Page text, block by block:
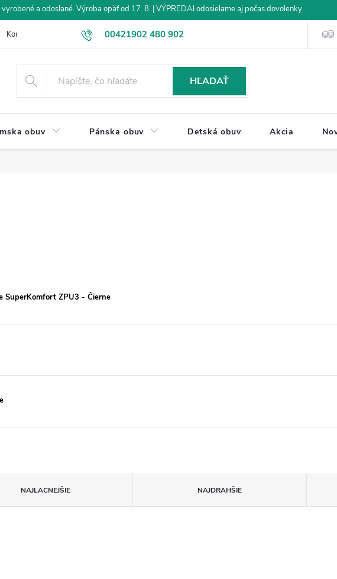
a odoslané. Výroba opäť od 17. 8. | VÝPREDAJ odosielame aj počas dovolenky.
00421902 480 902
eshop@drevakybuxa.sk
Kontakt Veľkoobchod Obchodné podmienky Ochrana
HĽADAŤ
obuv Pánska obuv Detská obuv Akcia
SuperKomfort ZPU3 - Čierne
NAJLACNEJŠIE NAJDRAHŠIE